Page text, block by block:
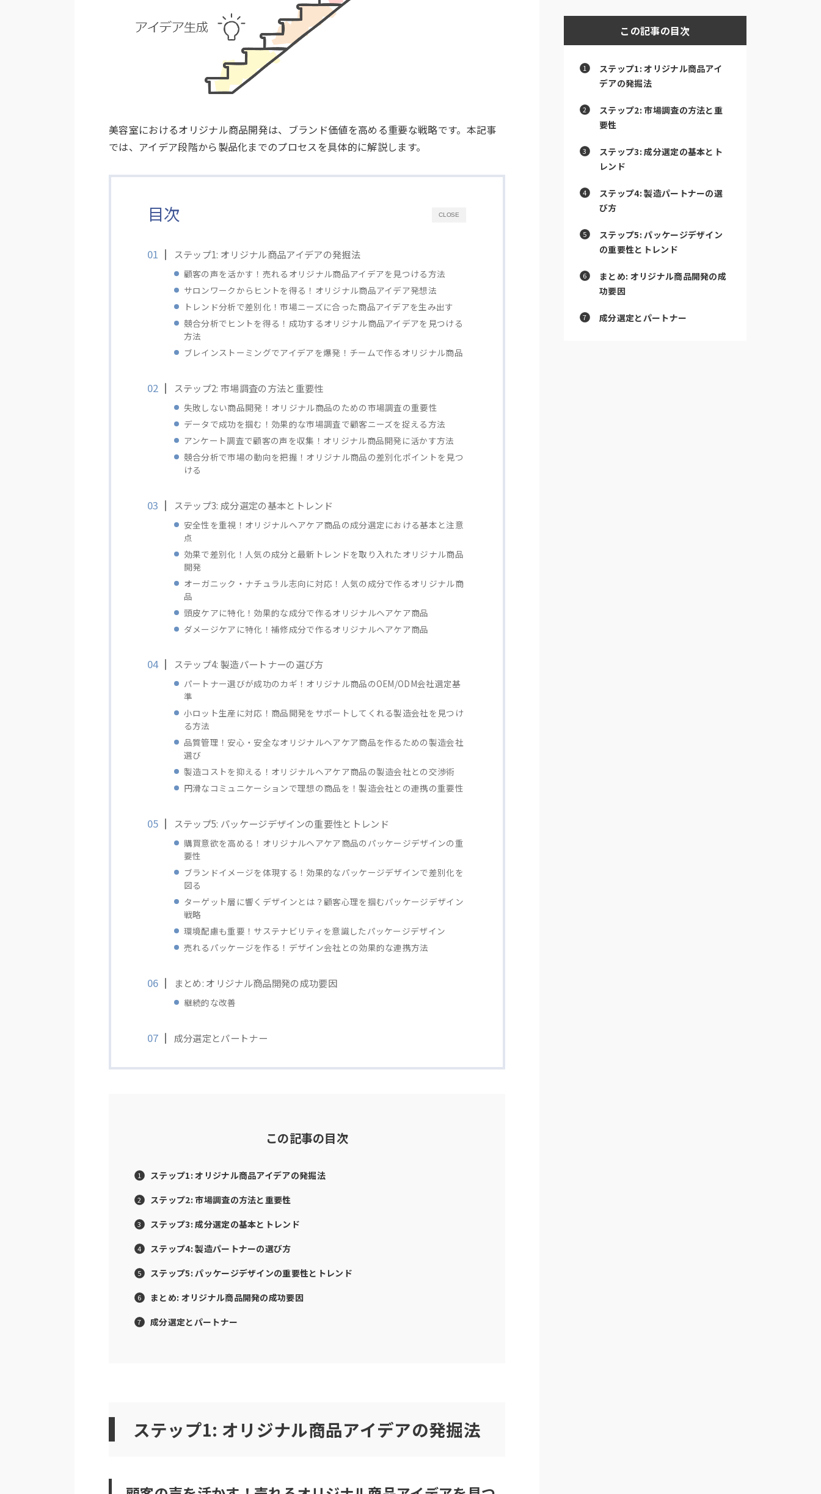
美容室におけるオリジナル商品開発は、ブランド価値を高める重要な戦略です。本記事
では、アイデア段階から製品化までのプロセスを具体的に解説します。
CLOSE
目次
ステップ1: オリジナル商品アイデアの発掘法
顧客の声を活かす！売れるオリジナル商品アイデアを見つける方法
サロンワークからヒントを得る！オリジナル商品アイデア発想法
トレンド分析で差別化！市場ニーズに合った商品アイデアを生み出す
競合分析でヒントを得る！成功するオリジナル商品アイデアを見つける
方法
ブレインストーミングでアイデアを爆発！チームで作るオリジナル商品
ステップ2: 市場調査の方法と重要性
失敗しない商品開発！オリジナル商品のための市場調査の重要性
データで成功を掴む！効果的な市場調査で顧客ニーズを捉える方法
アンケート調査で顧客の声を収集！オリジナル商品開発に活かす方法
競合分析で市場の動向を把握！オリジナル商品の差別化ポイントを見つ
ける
ステップ3: 成分選定の基本とトレンド
安全性を重視！オリジナルヘアケア商品の成分選定における基本と注意
点
効果で差別化！人気の成分と最新トレンドを取り入れたオリジナル商品
開発
オーガニック・ナチュラル志向に対応！人気の成分で作るオリジナル商
品
頭皮ケアに特化！効果的な成分で作るオリジナルヘアケア商品
ダメージケアに特化！補修成分で作るオリジナルヘアケア商品
ステップ4: 製造パートナーの選び方
パートナー選びが成功のカギ！オリジナル商品のOEM/ODM会社選定基
準
小ロット生産に対応！商品開発をサポートしてくれる製造会社を見つけ
る方法
品質管理！安心・安全なオリジナルヘアケア商品を作るための製造会社
選び
製造コストを抑える！オリジナルヘアケア商品の製造会社との交渉術
円滑なコミュニケーションで理想の商品を！製造会社との連携の重要性
ステップ5: パッケージデザインの重要性とトレンド
購買意欲を高める！オリジナルヘアケア商品のパッケージデザインの重
要性
ブランドイメージを体現する！効果的なパッケージデザインで差別化を
図る
ターゲット層に響くデザインとは？顧客心理を掴むパッケージデザイン
戦略
環境配慮も重要！サステナビリティを意識したパッケージデザイン
売れるパッケージを作る！デザイン会社との効果的な連携方法
まとめ: オリジナル商品開発の成功要因
継続的な改善
成分選定とパートナー
この記事の目次
ステップ1: オリジナル商品アイデアの発掘法
ステップ2: 市場調査の方法と重要性
ステップ3: 成分選定の基本とトレンド
ステップ4: 製造パートナーの選び方
ステップ5: パッケージデザインの重要性とトレンド
まとめ: オリジナル商品開発の成功要因
成分選定とパートナー
ステップ1: オリジナル商品アイデアの発掘法
この記事の目次
ステップ1: オリジナル商品アイ
デアの発掘法
ステップ2: 市場調査の方法と重
要性
ステップ3: 成分選定の基本とト
レンド
ステップ4: 製造パートナーの選
び方
ステップ5: パッケージデザイン
の重要性とトレンド
まとめ: オリジナル商品開発の成
功要因
成分選定とパートナー